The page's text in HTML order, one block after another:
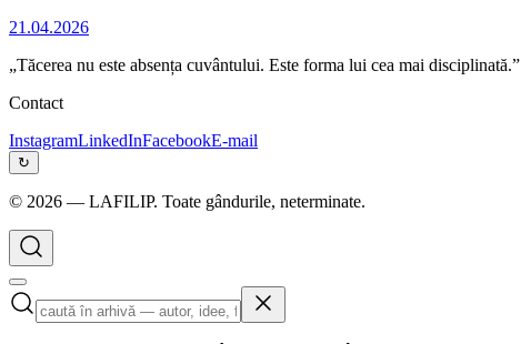
21.04.2026
„Tăcerea nu este absența cuvântului. Este forma lui cea mai disciplinată.”
Contact
InstagramLinkedInFacebookE-mail
↻
© 2026 — LAFILIP. Toate gândurile, neterminate.